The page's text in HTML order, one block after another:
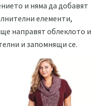
и няма да добавят
елементи,
направят облеклото и
и запомнящи се.